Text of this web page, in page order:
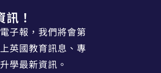
！
子報，我們將會第
英國教育訊息、專
學最新資訊。